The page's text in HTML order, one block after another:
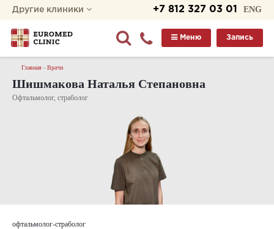
ENG
+7 812 327 03 01
Другие клиники
Запись
Меню
Главная Врачи
Шишмакова Наталья Степановна
Офтальмолог, страболог
офтальмолог-страболог